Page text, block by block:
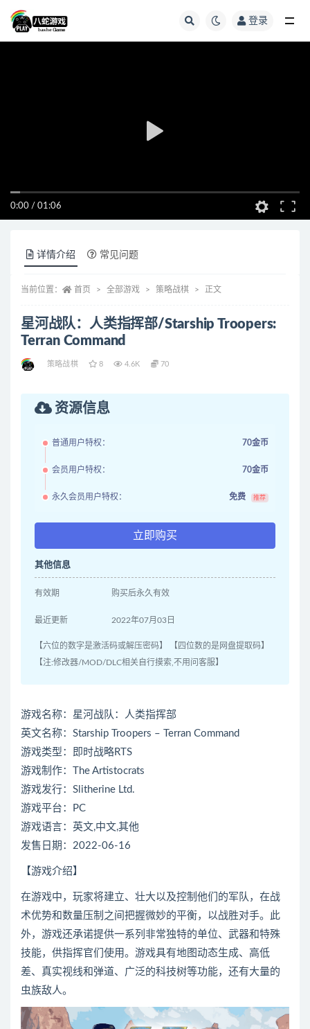
登录
0:00 / 01:06
详情介绍 常见问题
当前位置： 首页 全部游戏 策略战棋 正文
星河战队：人类指挥部/Starship Troopers:
Terran Command
策略战棋 8 4.6K 70
资源信息
普通用户特权： 70金币
会员用户特权： 70金币
永久会员用户特权： 免费 推荐
立即购买
其他信息
有效期 购买后永久有效
最近更新 2022年07月03日
【六位的数字是激活码或解压密码】 【四位数的是网盘提取码】
【注:修改器/MOD/DLC相关自行摸索,不用问客服】
游戏名称：星河战队：人类指挥部
英文名称：Starship Troopers – Terran Command
游戏类型：即时战略RTS
游戏制作：The Artistocrats
游戏发行：Slitherine Ltd.
游戏平台：PC
游戏语言：英文,中文,其他
发售日期：2022-06-16
【游戏介绍】
在游戏中，玩家将建立、壮大以及控制他们的军队，在战
术优势和数量压制之间把握微妙的平衡，以战胜对手。此
外，游戏还承诺提供一系列非常独特的单位、武器和特殊
技能，供指挥官们使用。游戏具有地图动态生成、高低
差、真实视线和弹道、广泛的科技树等功能，还有大量的
虫族敌人。